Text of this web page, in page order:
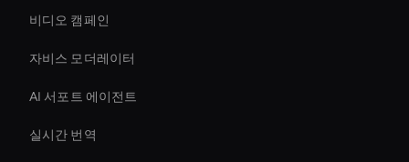
비디오 캠페인
자비스 모더레이터
AI 서포트 에이전트
실시간 번역